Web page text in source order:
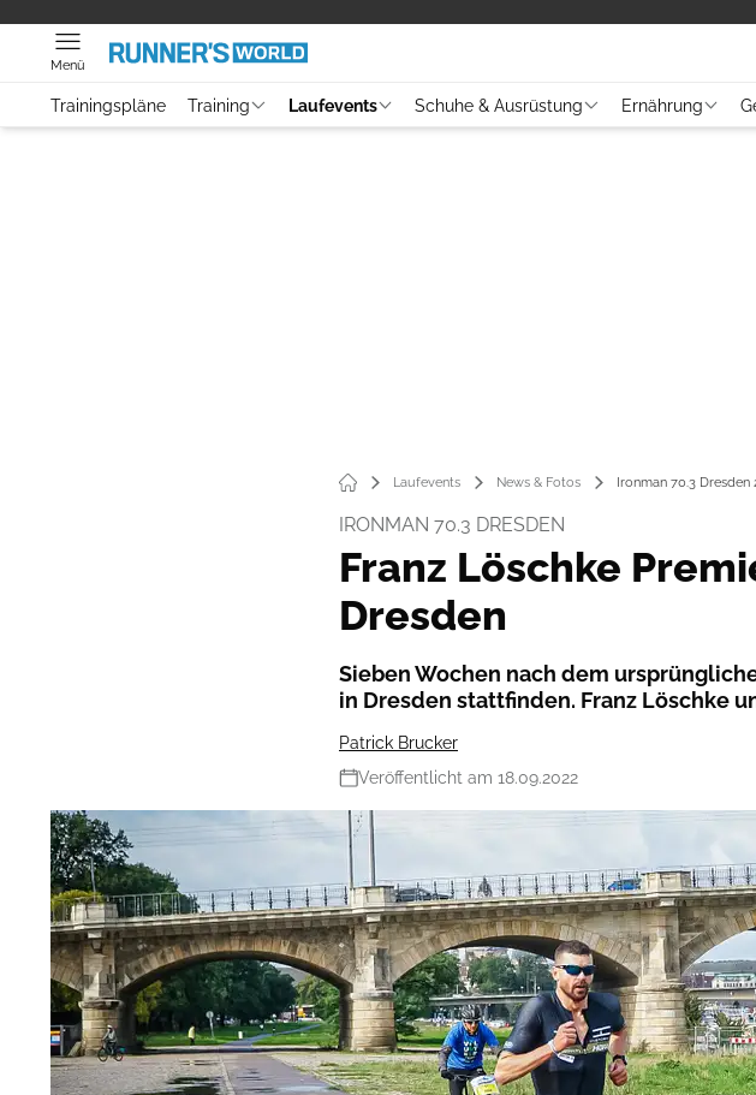
Menü
Trainingspläne Training Laufevents Schuhe & Ausrüstung Ernährung
Laufevents News & Fotos Ironman 70.3
IRONMAN 70.3 DRESDEN
Franz Löschke
Dresden
Sieben Wochen nach dem
in Dresden stattfinden. Franz Löschke
Patrick Brucker
Veröffentlicht am 18.09.2022